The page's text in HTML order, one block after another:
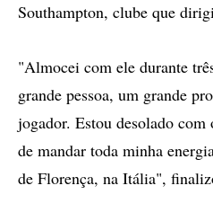
Southampton, clube que
"Almocei com ele durante
grande pessoa, um grande
jogador. Estou desolado com
de mandar toda minha
de Florença, na Itália",